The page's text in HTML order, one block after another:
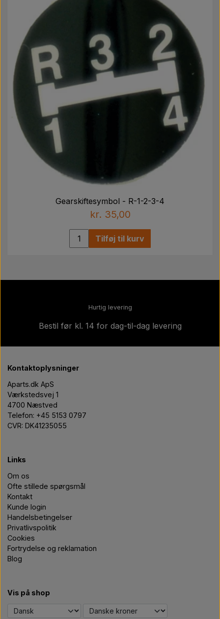
Gearskiftesymbol - R-1-2-3-4
kr. 35,00
Tilføj til kurv
Hurtig levering
Bestil før kl. 14 for dag-til-dag levering
Kontaktoplysninger
Aparts.dk ApS
Værkstedsvej 1
4700 Næstved
Telefon: +45 5153 0797
CVR: DK41235055
Links
Om os
Ofte stillede spørgsmål
Kontakt
Kunde login
Handelsbetingelser
Privatlivspolitik
Cookies
Fortrydelse og reklamation
Blog
Vis på shop